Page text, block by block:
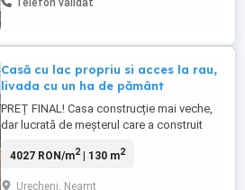
Telefon validat
Casă cu lac propriu si acces la rau,
livada cu un ha de pământ
PREȚ FINAL! Casa construcție mai veche,
dar lucrată de meșterul care a construit
teren intravilan și extravilan se calitate
4027 RON/m2| 130 m2
Urecheni, Neamt